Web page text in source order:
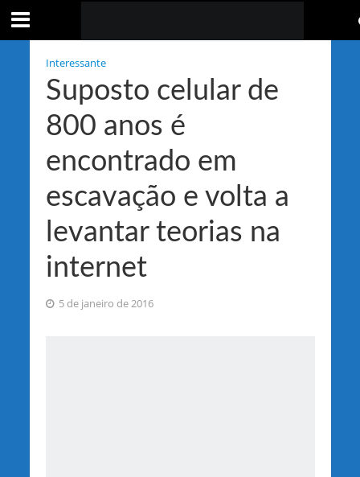
Interessante
Suposto celular de
800 anos é
encontrado em
escavação e volta a
levantar teorias na
internet
5 de janeiro de 2016